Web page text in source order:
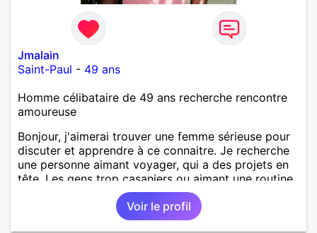
Jmalain
Saint-Paul - 49 ans
Homme célibataire de 49 ans recherche rencontre
amoureuse
Bonjour, j'aimerai trouver une femme sérieuse pour
discuter et apprendre à ce connaitre. Je recherche
une personne aimant voyager, qui a des projets en
tête. Les gens trop casaniers ou aimant une routine
continuelle ce n'est pas pour moi, le monde est
vaste et la jeunesse ne sera pas éternelle.
Voir le profil